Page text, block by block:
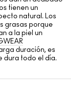
tienen un
natural. Los
grasas porque
a la piel un
duración, es
dura todo el día.